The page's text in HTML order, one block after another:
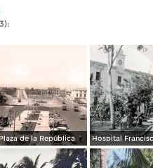
Plaza de la República